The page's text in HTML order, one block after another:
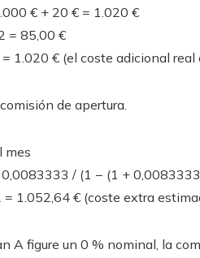
€ + 20 € = 1.020 €
= 85,00 €
1.020 € (el coste adicional real
de apertura.
mes
0,0083333 / (1 − (1 +
1.052,64 € (coste extra
A figure un 0 % nominal, la